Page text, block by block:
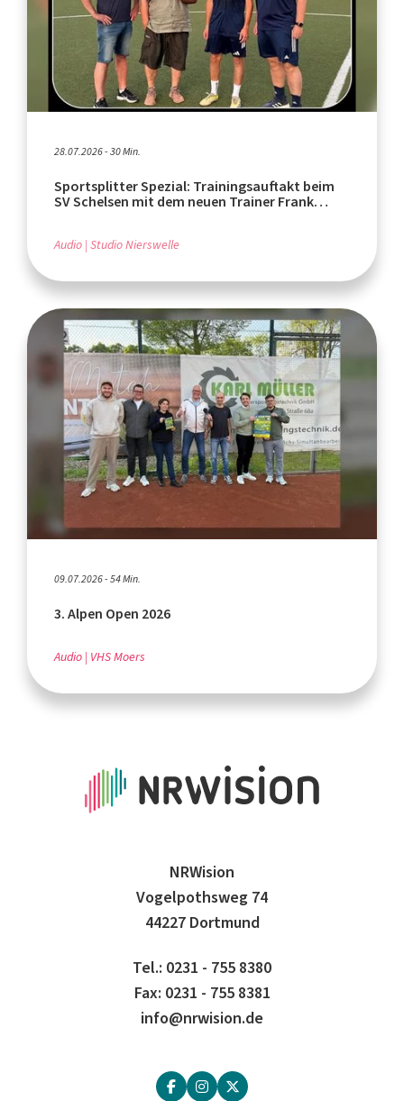
28.07.2026 - 30 Min.
Sportsplitter Spezial: Trainingsauftakt beim
SV Schelsen mit dem neuen Trainer Frank
Audio Studio Nierswelle
09.07.2026 - 54 Min.
3. Alpen Open 2026
Audio VHS Moers
NRWision
Vogelpothsweg 74
44227 Dortmund
Tel.: 0231 - 755 8380
Fax: 0231 - 755 8381
info@nrwision.de